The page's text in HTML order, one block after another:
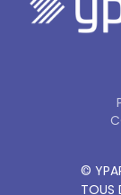
©
TOUS